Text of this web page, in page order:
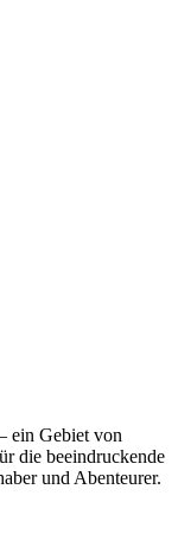
ein Gebiet von
die beeindruckende
und Abenteurer.